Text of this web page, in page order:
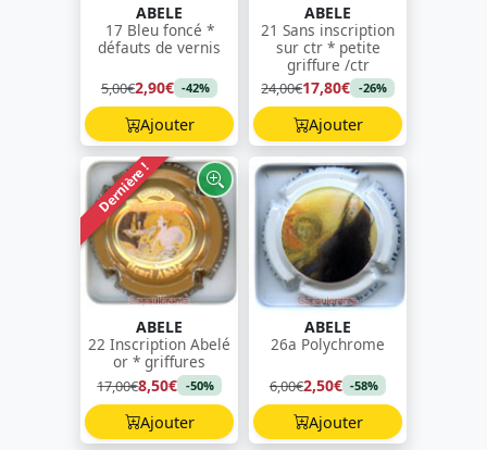
ABELE
17 Bleu foncé *
défauts de vernis
5,00€2,90€ -42%
Ajouter
ABELE
21 Sans inscription
sur ctr * petite
griffure /ctr
24,00€17,80€ -26%
Ajouter
Dernière !
ABELE
22 Inscription Abelé
or * griffures
17,00€8,50€ -50%
Ajouter
ABELE
26a Polychrome
6,00€2,50€ -58%
Ajouter